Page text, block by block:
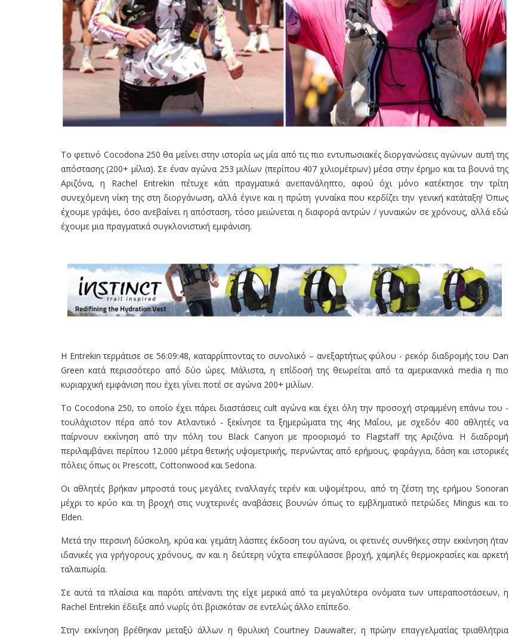
Το φετινό Cocodona 250 θα μείνει στην ιστορία ως μία από τις πιο εντυπωσιακές διοργανώσεις αγώνων αυτή της
απόστασης (200+ μίλια). Σε έναν αγώνα 253 μιλίων (περίπου 407 χιλιομέτρων) μέσα στην έρημο και τα βουνά της
Αριζόνα, η Rachel Entrekin πέτυχε κάτι πραγματικά ανεπανάληπτο, αφού όχι μόνο κατέκτησε την τρίτη
συνεχόμενη νίκη της στη διοργάνωση, αλλά έγινε και η πρώτη γυναίκα που κερδίζει την γενική κατάταξη! Όπως
έχουμε γράψει, όσο ανεβαίνει η απόσταση, τόσο μειώνεται η διαφορά αντρών / γυναικών σε χρόνους, αλλά εδώ
έχουμε μια πραγματικά συγκλονιστική εμφάνιση.
Η Entrekin τερμάτισε σε 56:09:48, καταρρίπτοντας το συνολικό – ανεξαρτήτως φύλου - ρεκόρ διαδρομής του Dan
Green κατά περισσότερο από δύο ώρες. Μάλιστα, η επίδοσή της θεωρείται από τα αμερικανικά media η πιο
κυριαρχική εμφάνιση που έχει γίνει ποτέ σε αγώνα 200+ μιλίων.
Το Cocodona 250, το οποίο έχει πάρει διαστάσεις cult αγώνα και έχει όλη την προσοχή στραμμένη επάνω του -
τουλάχιστον πέρα από τον Ατλαντικό - ξεκίνησε τα ξημερώματα της 4ης Μαΐου, με σχεδόν 400 αθλητές να
παίρνουν εκκίνηση από την πόλη του Black Canyon με προορισμό το Flagstaff της Αριζόνα. Η διαδρομή
περιλαμβάνει περίπου 12.000 μέτρα θετικής υψομετρικής, περνώντας από ερήμους, φαράγγια, δάση και ιστορικές
πόλεις όπως οι Prescott, Cottonwood και Sedona.
Οι αθλητές βρήκαν μπροστά τους μεγάλες εναλλαγές τερέν και υψομέτρου, από τη ζέστη της ερήμου Sonoran
μέχρι το κρύο και τη βροχή στις νυχτερινές αναβάσεις βουνών όπως το εμβληματικό πετρώδες Mingus και το
Elden.
Μετά την περσινή δύσκολη, κρύα και γεμάτη λάσπες έκδοση του αγώνα, οι φετινές συνθήκες στην εκκίνηση ήταν
ιδανικές για γρήγορους χρόνους, αν και η δεύτερη νύχτα επεφύλασσε βροχή, χαμηλές θερμοκρασίες και αρκετή
ταλαιπωρία.
Σε αυτά τα πλαίσια και παρότι απέναντι της είχε μερικά από τα μεγαλύτερα ονόματα των υπεραποστάσεων, η
Rachel Entrekin έδειξε από νωρίς ότι βρισκόταν σε εντελώς άλλο επίπεδο.
Στην εκκίνηση βρέθηκαν μεταξύ άλλων η θρυλική Courtney Dauwalter, η πρώην επαγγελματίας τριαθλήτρια